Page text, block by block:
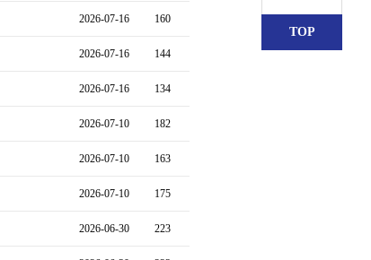
2026-07-16 160
2026-07-16 144
2026-07-16 134
2026-07-10 182
2026-07-10 163
2026-07-10 175
2026-06-30 223
TOP